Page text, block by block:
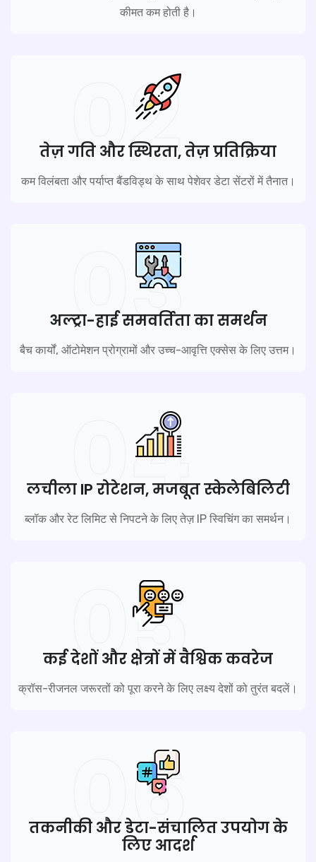
कीमत कम होती है।
02
तेज़ गति और स्थिरता, तेज़ प्रतिक्रिया
कम विलंबता और पर्याप्त बैंडविड्थ के साथ पेशेवर डेटा सेंटरों में तैनात।
03
अल्ट्रा-हाई समवर्तिता का समर्थन
बैच कार्यों, ऑटोमेशन प्रोग्रामों और उच्च-आवृत्ति एक्सेस के लिए उत्तम।
04
लचीला IP रोटेशन, मजबूत स्केलेबिलिटी
ब्लॉक और रेट लिमिट से निपटने के लिए तेज़ IP स्विचिंग का समर्थन।
05
कई देशों और क्षेत्रों में वैश्विक कवरेज
क्रॉस-रीजनल जरूरतों को पूरा करने के लिए लक्ष्य देशों को तुरंत बदलें।
06
तकनीकी और डेटा-संचालित उपयोग के
लिए आदर्श